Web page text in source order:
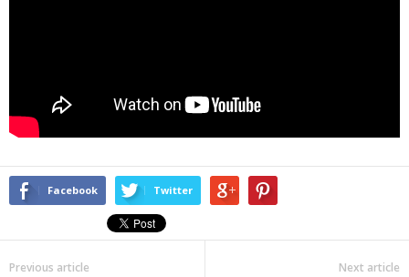
Facebook Twitter
Previous article Next article